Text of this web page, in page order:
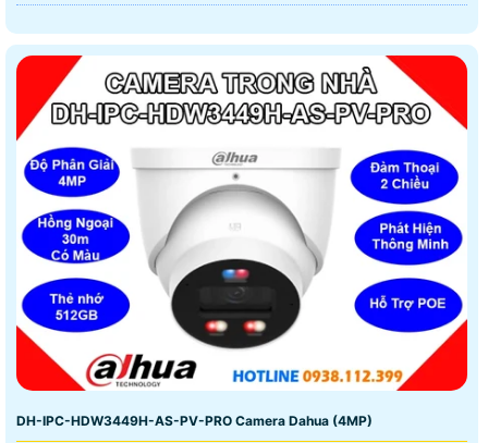
DH-IPC-HDW3449H-AS-PV-PRO Camera Dahua (4MP)